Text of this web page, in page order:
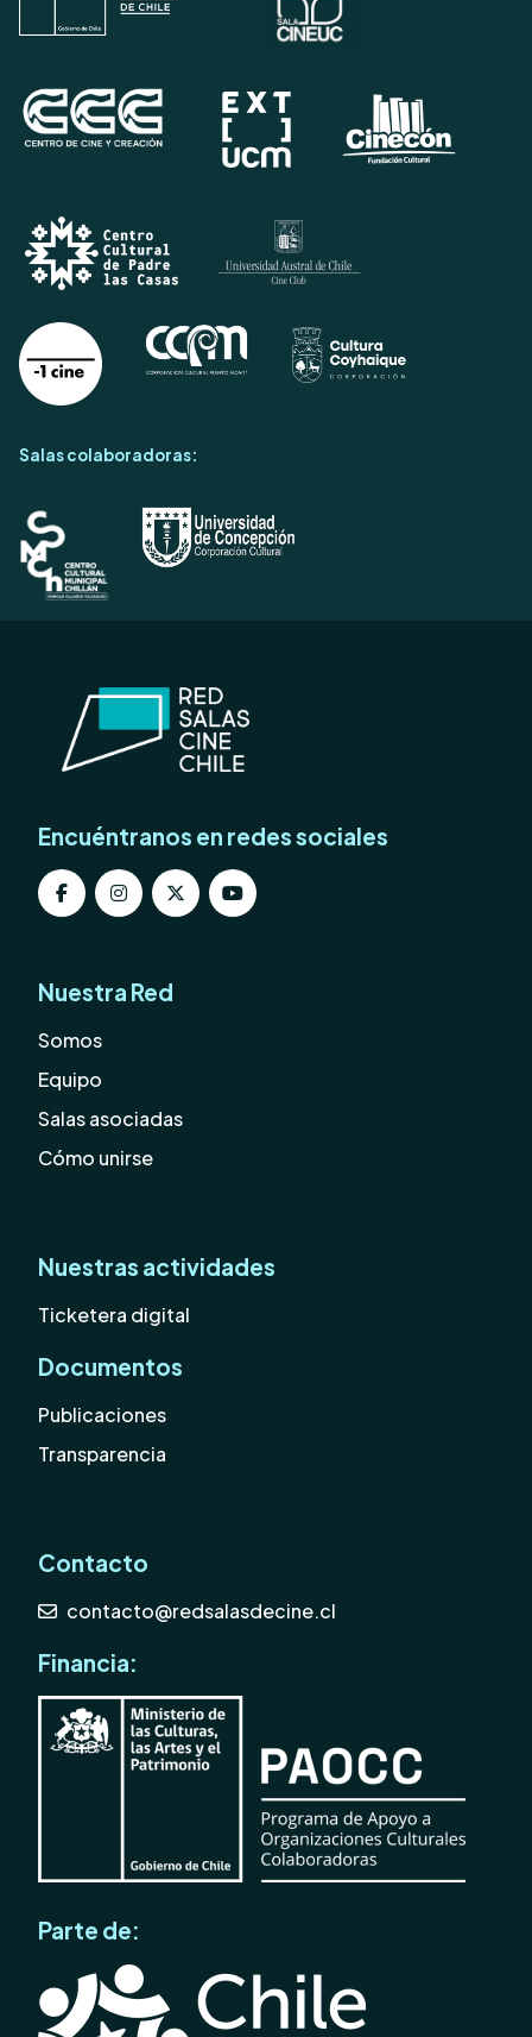
Salas colaboradoras:
Encuéntranos en redes sociales
Nuestra Red
Somos
Equipo
Salas asociadas
Cómo unirse
Nuestras actividades
Ticketera digital
Documentos
Publicaciones
Transparencia
Contacto
contacto@redsalasdecine.cl
Financia:
Parte de: